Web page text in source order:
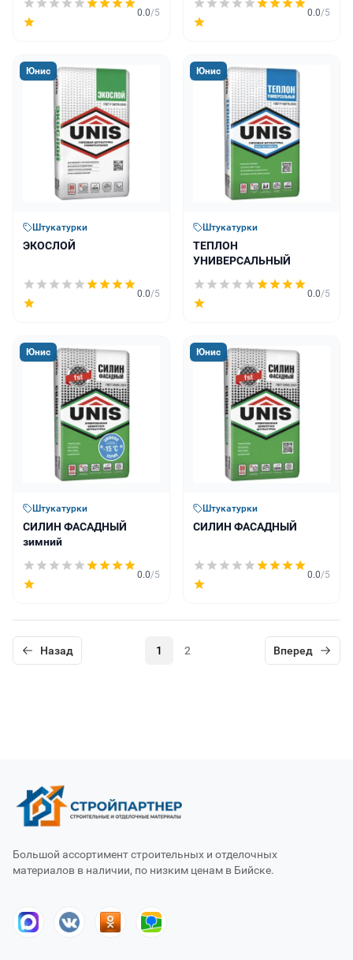
0.0/5 0.0/5
Юнис
Штукатурки
ЭКОСЛОЙ
0.0/5
Юнис
Штукатурки
ТЕПЛОН
УНИВЕРСАЛЬНЫЙ
0.0/5
Юнис
Штукатурки
СИЛИН ФАСАДНЫЙ
зимний
0.0/5
Юнис
Штукатурки
СИЛИН ФАСАДНЫЙ
0.0/5
Назад 1 2 Вперед
Большой ассортимент строительных и отделочных
материалов в наличии, по низким ценам в Бийске.